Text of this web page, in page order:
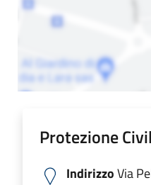
Protezione
IndirizzoVia